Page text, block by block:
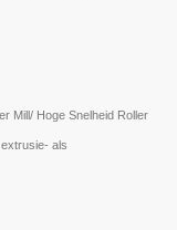
Mill/ Hoge Snelheid Roller
als